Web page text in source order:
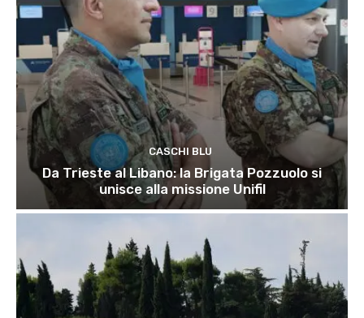
CASCHI BLU
Da Trieste al Libano: la Brigata Pozzuolo si
unisce alla missione Unifil